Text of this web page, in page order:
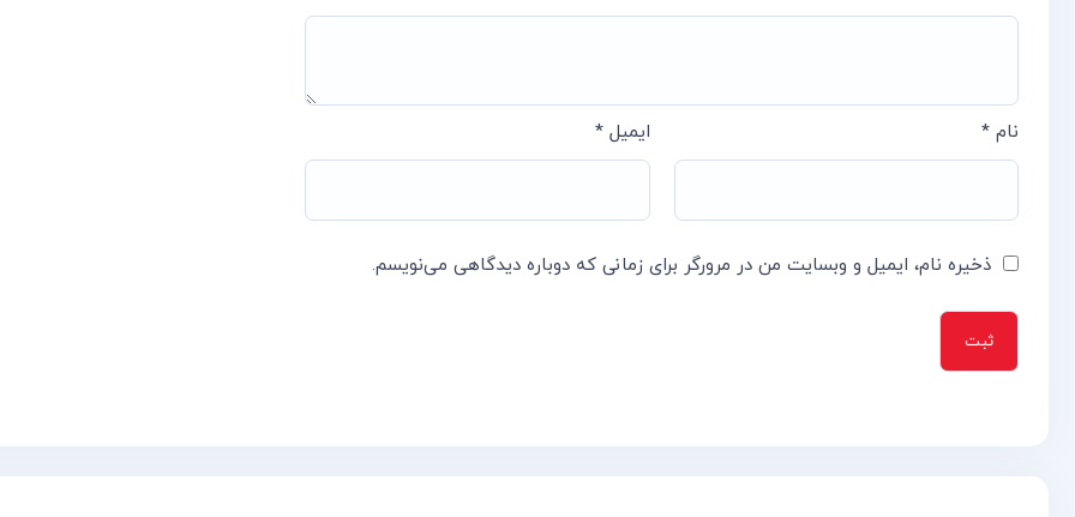
نام * ایمیل*
ذخیره نام، ایمیل و وبسایت من در مرورگر برای زمانی که دوباره دیدگاهی می‌نویسم.